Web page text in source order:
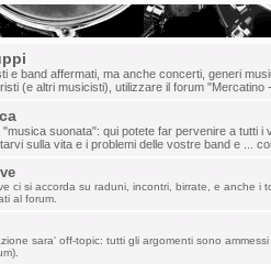
natale!
3:48 pm
9:20 pm
sono riuscito a
2:21 pm
ritornata , ciao a tutti
e band affermati, ma anche concerti, generi
(e altri musicisti), utilizzare il forum "Mercatino
suonata": qui potete far pervenire a tutti i
sulla vita e i problemi delle vostre band e ...
ci si accorda su raduni, incontri, birrate, e anche i
al forum.
sara' off-topic: tutti gli argomenti sono